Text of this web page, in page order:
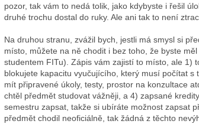
pozor, tak vám to nedá tolik, jako kdybyste i řešil
druhé trochu dostal do ruky. Ale ani tak to není
Na druhou stranu, zvážil bych, jestli má smysl si
místo, můžete na ně chodit i bez toho, že byste
studentem FITu). Zápis vám zajistí to místo, ale 1)
blokujete kapacitu vyučujícího, který musí počítat
mít připravené úkoly, testy, prostor na konzultace
chtěl předmět studovat vážněji, a 4) zapsané
semestru zapsat, takže si ubíráte možnost zapsat
předmět chodil neoficiálně, tak žádná z těchto